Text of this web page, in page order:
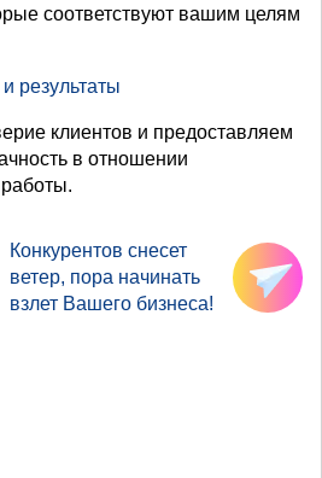
соответствуют вашим целям
результаты
клиентов и предоставляем
в отношении
Конкурентов снесет
ветер, пора начинать
взлет Вашего бизнеса!